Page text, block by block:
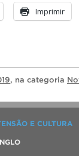
Imprimir
, na categoria
E CULTURA